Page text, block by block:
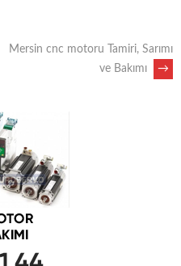
Mersin cnc motoru Tamiri, Sarımı
ve Bakımı
→